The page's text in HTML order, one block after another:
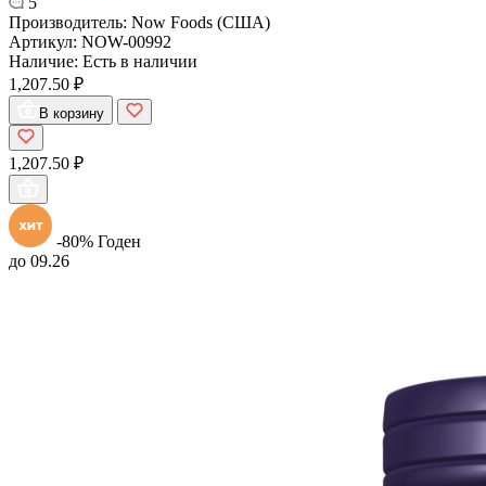
Производитель: Now Foods (США)
Артикул: NOW-00992
Наличие: Есть в наличии
1,207.50 ₽
В корзину
1,207.50 ₽
-80% Годен
до 09.26